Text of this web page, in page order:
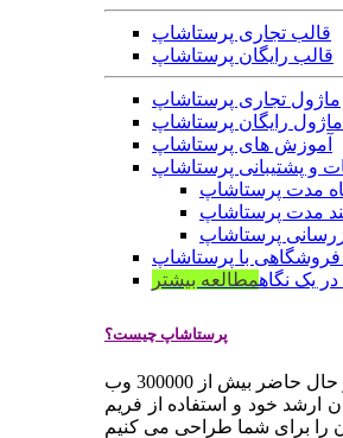
قالب تجاری پرستاشاپ
قالب رایگان پرستاشاپ
ماژول تجاری پرستاشاپ
ماژول رایگان پرستاشاپ
آموزش های پرستاشاپ
و پشتیبانی پرستاشاپ
مدت پرستاشاپ
مدت پرستاشاپ
پرستاشاپ
با پرستاشاپ
یک نگاهمطالعه بیشتر
پرستاشاپ چیست؟
پرستاشاپ یک سیستم مدیریت وب سایت / فروشگاه آنلاین اپن سورس است که به شما کمک می کند به سرعت یک وب سایت فروشگاهی / شرکتی داشته باشید. در حال حاضر بیش از 300000 وب
ارشد خود و استفاده از فریم